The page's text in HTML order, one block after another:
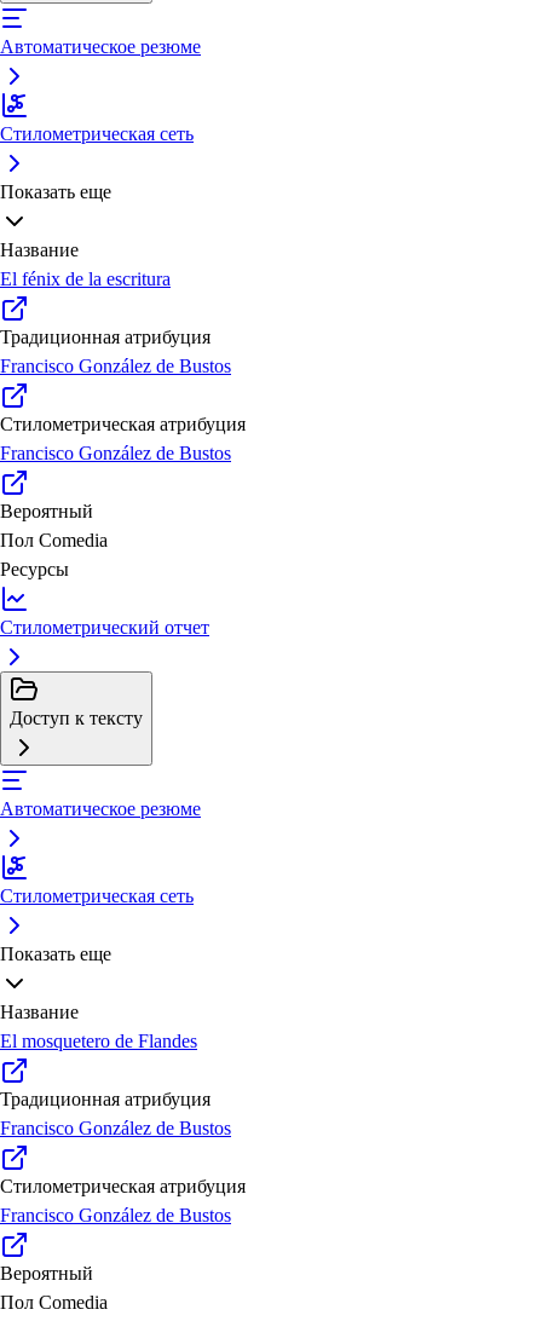
Автоматическое резюме
Стилометрическая сеть
Показать еще
Название
El fénix de la escritura
Традиционная атрибуция
Francisco González de Bustos
Стилометрическая атрибуция
Francisco González de Bustos
Вероятный
Пол Comedia
Ресурсы
Стилометрический отчет
Доступ к тексту
Автоматическое резюме
Стилометрическая сеть
Показать еще
Название
El mosquetero de Flandes
Традиционная атрибуция
Francisco González de Bustos
Стилометрическая атрибуция
Francisco González de Bustos
Вероятный
Пол Comedia